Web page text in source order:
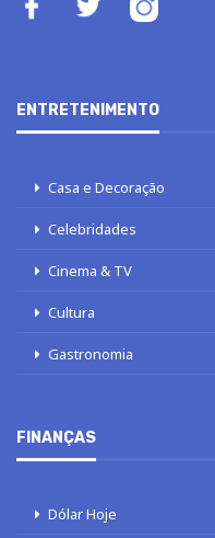
ENTRETENIMENTO
Casa e Decoração
Celebridades
Cinema & TV
Cultura
Gastronomia
FINANÇAS
Dólar Hoje